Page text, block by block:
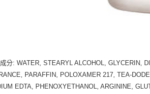
分: WATER, STEARYL ALCOHOL, GLYCERIN,
PARAFFIN, POLOXAMER 217, TEA-
EDTA, PHENOXYETHANOL, ARGININE,